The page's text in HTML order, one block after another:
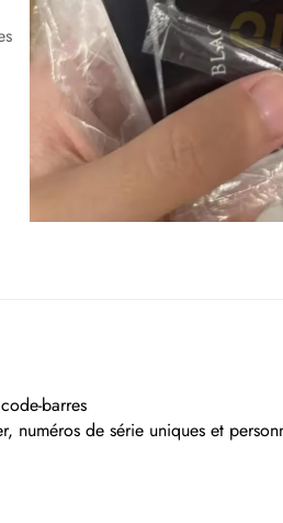
barres
de série uniques et